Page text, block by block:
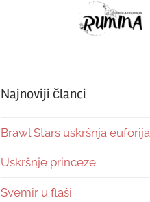
Najnoviji članci
Brawl Stars uskršnja euforija
Uskršnje princeze
Svemir u flaši